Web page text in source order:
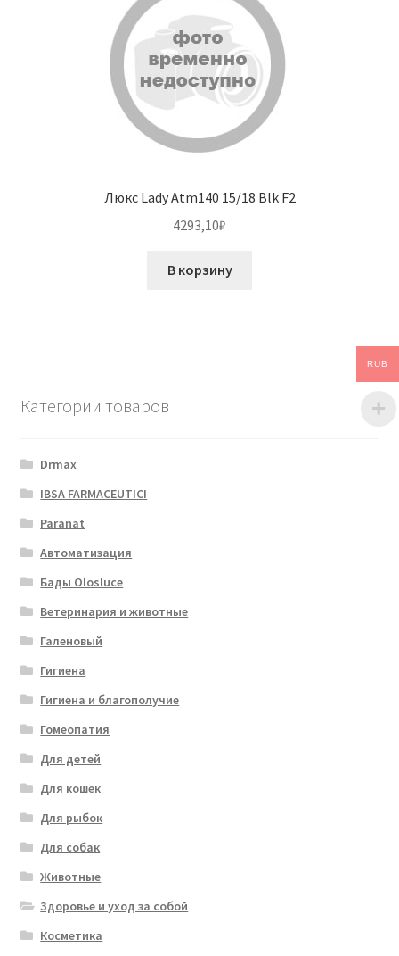
Люкс Lady Atm140 15/18 Blk F2
4293,10₽
В корзину
Категории товаров
Drmax
IBSA FARMACEUTICI
Paranat
Автоматизация
Бады Olosluce
Ветеринария и животные
Галеновый
Гигиена
Гигиена и благополучие
Гомеопатия
Для детей
Для кошек
Для рыбок
Для собак
Животные
Здоровье и уход за собой
Косметика
RUB